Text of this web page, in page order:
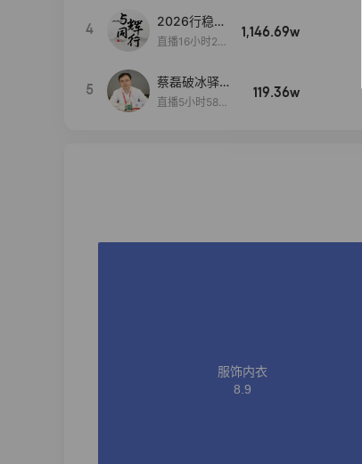
4
2026行稳致
远
直播16小时20
1,146.69w
5
蔡磊破冰驿站
直播间好物分
直播5小时58分
119.36w